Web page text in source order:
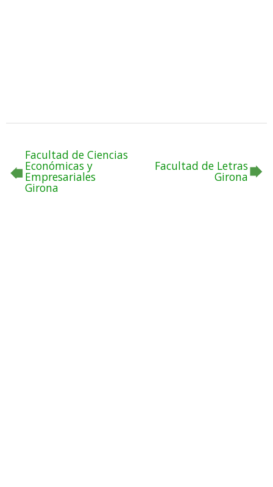
Facultad de Ciencias
Económicas y
Empresariales
Girona
Facultad de Letras
Girona